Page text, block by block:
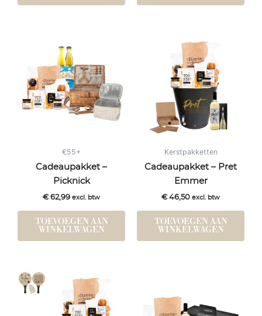
€55+
Cadeaupakket –
Picknick
€62,99 excl. btw
TOEVOEGEN AAN
WINKELWAGEN
Kerstpakketten
Cadeaupakket – Pret
Emmer
€46,50 excl. btw
TOEVOEGEN AAN
WINKELWAGEN